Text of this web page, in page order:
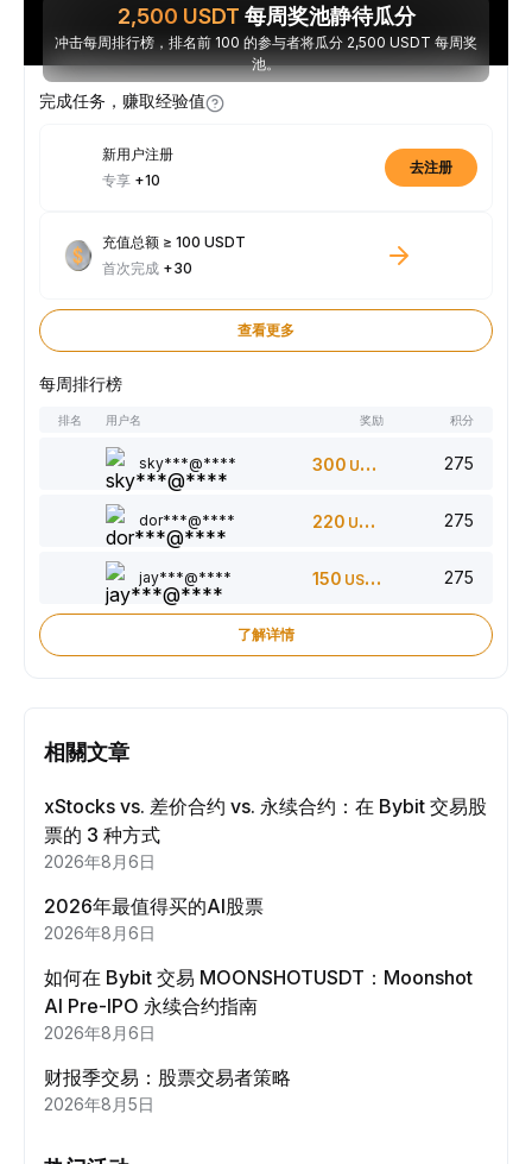
2,500 USDT 每周奖池静待瓜分
冲击每周排行榜，排名前 100 的参与者将瓜分 2,500 USDT 每周奖
池。
完成任务，赚取经验值
新用户注册
专享 +10
去注册
充值总额 ≥ 100 USDT
首次完成 +30
查看更多
每周排行榜
排名 用户名 奖励 积分
sky***@**** 300 USDT 275
dor***@**** 220 USDT 275
jay***@**** 150 USDT 275
了解详情
相關文章
xStocks vs. 差价合约 vs. 永续合约：在 Bybit 交易股
票的 3 种方式
2026年8月6日
2026年最值得买的AI股票
2026年8月6日
如何在 Bybit 交易 MOONSHOTUSDT：Moonshot
AI Pre-IPO 永续合约指南
2026年8月6日
财报季交易：股票交易者策略
2026年8月5日